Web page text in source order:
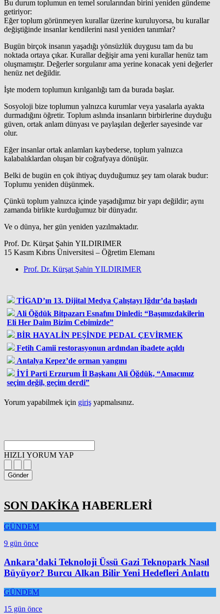
Bu durum toplumun en temel sorularından birini yeniden gündeme
getiriyor:
Eğer toplum görünmeyen kurallar üzerine kuruluyorsa, bu kurallar
değiştiğinde insanlar kendilerini nasıl yeniden tanımlar?
Bugün birçok insanın yaşadığı yönsüzlük duygusu tam da bu
noktada ortaya çıkar. Kurallar değişir ama yeni kurallar henüz tam
oluşmamıştır. Değerler sorgulanır ama yerine konacak yeni değerler
henüz net değildir.
İşte modern toplumun kırılganlığı tam da burada başlar.
Sosyoloji bize toplumun yalnızca kurumlar veya yasalarla ayakta
durmadığını öğretir. Toplum aslında insanların birbirlerine duyduğu
güven, ortak anlam dünyası ve paylaşılan değerler sayesinde var
olur.
Eğer insanlar ortak anlamları kaybederse, toplum yalnızca
kalabalıklardan oluşan bir coğrafyaya dönüşür.
Belki de bugün en çok ihtiyaç duyduğumuz şey tam olarak budur:
Toplumu yeniden düşünmek.
Çünkü toplum yalnızca içinde yaşadığımız bir yapı değildir; aynı
zamanda birlikte kurduğumuz bir dünyadır.
Ve o dünya, her gün yeniden yazılmaktadır.
Prof. Dr. Kürşat Şahin YILDIRIMER
15 Kasım Kıbrıs Üniversitesi – Öğretim Elemanı
Prof. Dr. Kürşat Şahin YILDIRIMER
TİGAD’ın 13. Dijital Medya Çalıştayı Iğdır’da başladı
Ali Öğdük Bitpazarı Esnafını Dinledi: “Başımızdakilerin
Eli Her Daim Bizim Cebimizde”
BİR HAYALİN PEŞİNDE PEDAL ÇEVİRMEK
Fetih Camii restorasyonun ardından ibadete açıldı
Antalya Kepez’de orman yangını
İYİ Parti Erzurum İl Başkanı Ali Öğdük, “Amacımız
seçim değil, geçim derdi”
Yorum yapabilmek için giriş yapmalısınız.
HIZLI YORUM YAP
Gönder
SON DAKİKA HABERLERİ
GÜNDEM
9 gün önce
Ankara’daki Teknoloji Üssü Gazi Teknopark Nasıl
Büyüyor? Burcu Alkan Bilir Yeni Hedefleri Anlattı
GÜNDEM
15 gün önce